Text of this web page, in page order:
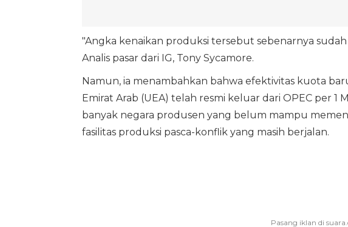
"Angka kenaikan produksi tersebut sebenarnya sudah
Analis pasar dari IG, Tony Sycamore.
Namun, ia menambahkan bahwa efektivitas kuota
Emirat Arab (UEA) telah resmi keluar dari OPEC per 1
banyak negara produsen yang belum mampu
fasilitas produksi pasca-konflik yang masih berjalan.